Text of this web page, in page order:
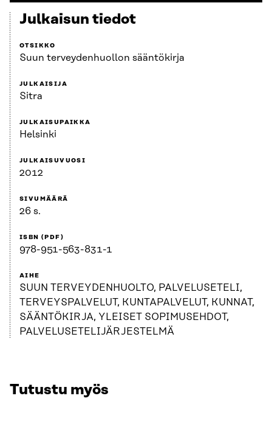
Julkaisun tiedot
OTSIKKO
Suun terveydenhuollon sääntökirja
JULKAISIJA
Sitra
JULKAISUPAIKKA
Helsinki
JULKAISUVUOSI
2012
SIVUMÄÄRÄ
26 s.
ISBN (PDF)
978-951-563-831-1
AIHE
SUUN TERVEYDENHUOLTO, PALVELUSETELI,
TERVEYSPALVELUT, KUNTAPALVELUT, KUNNAT,
SÄÄNTÖKIRJA, YLEISET SOPIMUSEHDOT,
PALVELUSETELIJÄRJESTELMÄ
Tutustu myös